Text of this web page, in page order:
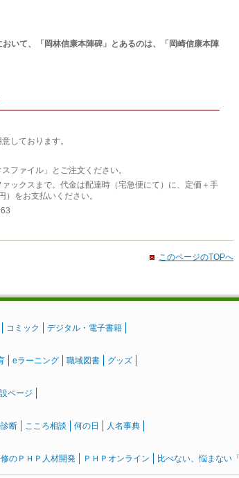
いて、「岡林信康本陣碑」とあるのは、「岡崎信康本陣
しております。
ファイル」とご注文ください。
ックスまで。代金は配達時（宅急便にて）に、定価＋手
をお支払いください。
このページのTOPへ
コミック デジタル・電子書籍
eラーニング 職域図書 グッズ
ページ
断 こころ相談 何の日 人名事典
のＰＨＰ人材開発 ＰＨＰオンライン 比べない、悩まない